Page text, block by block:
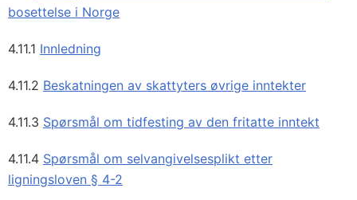
bosettelse i Norge
4.11.1 Innledning
4.11.2 Beskatningen av skattyters øvrige inntekter
4.11.3 Spørsmål om tidfesting av den fritatte inntekt
4.11.4 Spørsmål om selvangivelsesplikt etter
ligningsloven § 4-2